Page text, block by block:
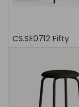
CS.SE0712 Fifty